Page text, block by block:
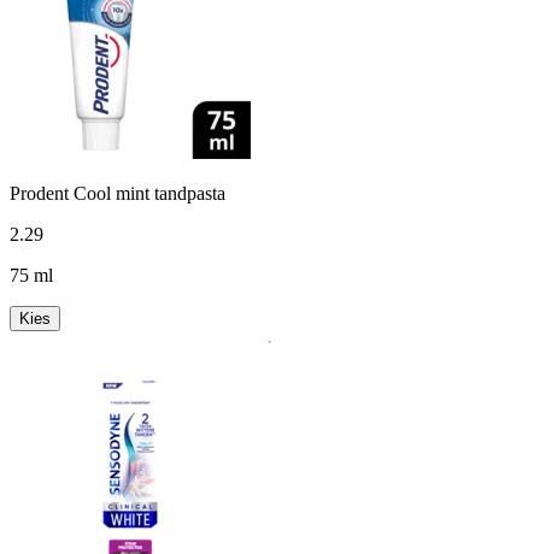
Prodent Cool mint tandpasta
2.29
75 ml
Kies